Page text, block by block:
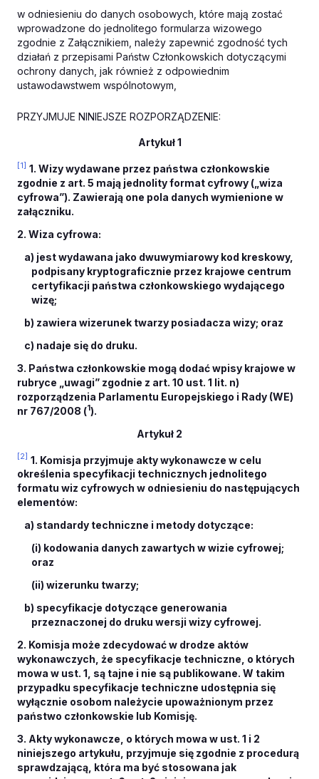
w odniesieniu do danych osobowych, które mają zostać
wprowadzone do jednolitego formularza wizowego
zgodnie z Załącznikiem, należy zapewnić zgodność tych
działań z przepisami Państw Członkowskich dotyczącymi
ochrony danych, jak również z odpowiednim
ustawodawstwem wspólnotowym,
PRZYJMUJE NINIEJSZE ROZPORZĄDZENIE:
Artykuł 1
[1] 1. Wizy wydawane przez państwa członkowskie
zgodnie z art. 5 mają jednolity format cyfrowy („wiza
cyfrowa”). Zawierają one pola danych wymienione w
załączniku.
2. Wiza cyfrowa:
a) jest wydawana jako dwuwymiarowy kod kreskowy,
podpisany kryptograficznie przez krajowe centrum
certyfikacji państwa członkowskiego wydającego
wizę;
b) zawiera wizerunek twarzy posiadacza wizy; oraz
c) nadaje się do druku.
3. Państwa członkowskie mogą dodać wpisy krajowe w
rubryce „uwagi” zgodnie z art. 10 ust. 1 lit. n)
rozporządzenia Parlamentu Europejskiego i Rady (WE)
nr 767/2008 (1).
Artykuł 2
[2] 1. Komisja przyjmuje akty wykonawcze w celu
określenia specyfikacji technicznych jednolitego
formatu wiz cyfrowych w odniesieniu do następujących
elementów:
a) standardy techniczne i metody dotyczące:
(i) kodowania danych zawartych w wizie cyfrowej;
oraz
(ii) wizerunku twarzy;
b) specyfikacje dotyczące generowania
przeznaczonej do druku wersji wizy cyfrowej.
2. Komisja może zdecydować w drodze aktów
wykonawczych, że specyfikacje techniczne, o których
mowa w ust. 1, są tajne i nie są publikowane. W takim
przypadku specyfikacje techniczne udostępnia się
wyłącznie osobom należycie upoważnionym przez
państwo członkowskie lub Komisję.
3. Akty wykonawcze, o których mowa w ust. 1 i 2
niniejszego artykułu, przyjmuje się zgodnie z procedurą
sprawdzającą, która ma być stosowana jak